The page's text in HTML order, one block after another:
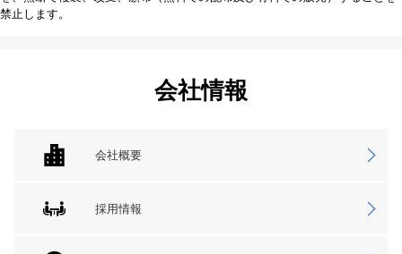
禁止します。
会社情報
会社概要
採用情報